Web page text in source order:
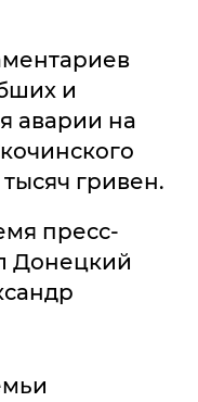
и
аварии на
гривен.
пресс-
Донецкий